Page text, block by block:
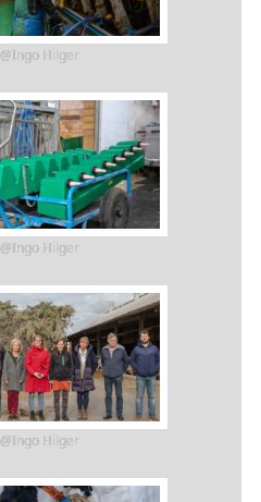
@Ingo Hilger
@Ingo Hilger
@Ingo Hilger